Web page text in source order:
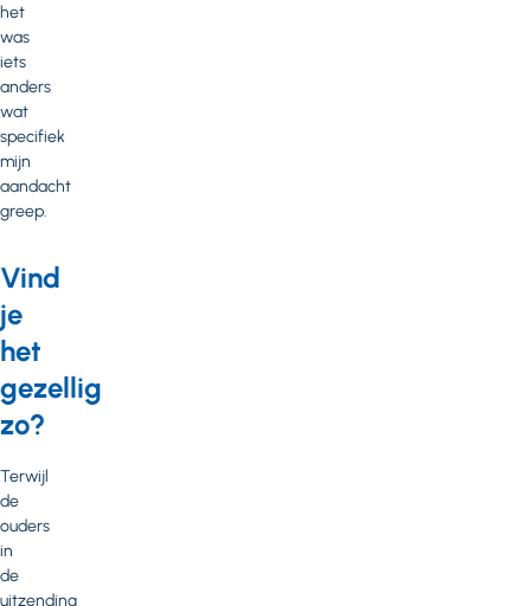
het
was
iets
anders
wat
specifiek
mijn
aandacht
greep.
Vind
je
het
gezellig
zo?
Terwijl
de
ouders
in
de
uitzending